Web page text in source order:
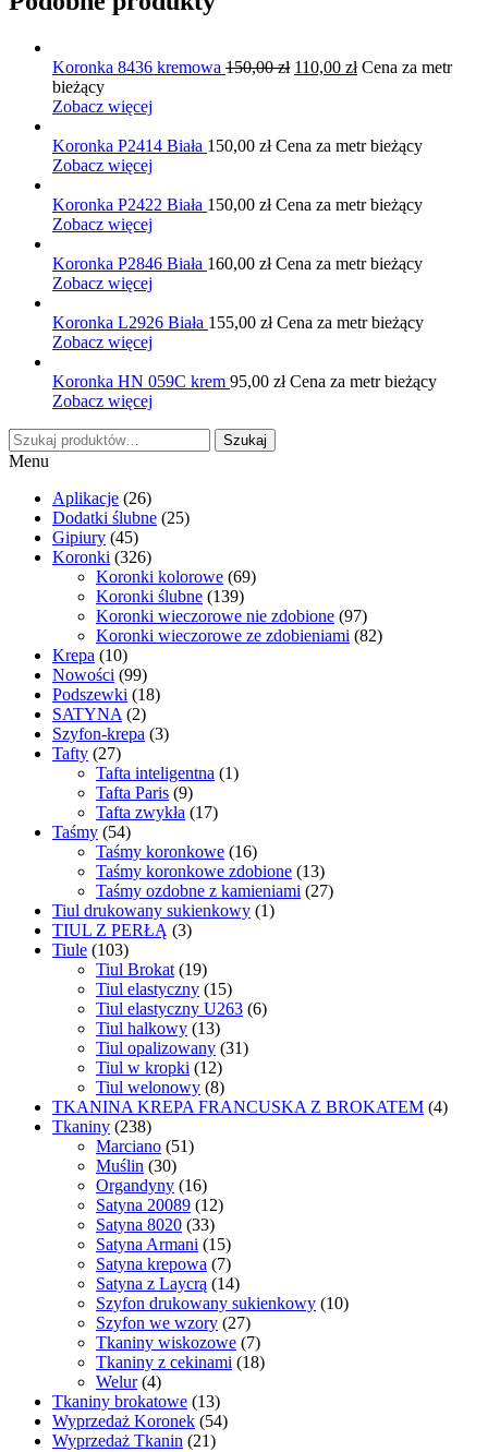
Koronka 8436 kremowa 150,00zł Pierwotna
110,00 złAktualna
Cena za metr
bieżący
Zobacz więcej
Koronka P2414 Biała 150,00 złCena za metr bieżący
Zobacz więcej
Koronka P2422 Biała 150,00 złCena za metr bieżący
Zobacz więcej
Koronka P2846 Biała 160,00 złCena za metr bieżący
Zobacz więcej
Koronka L2926 Biała 155,00 złCena za metr bieżący
Zobacz więcej
Koronka HN 059C krem 95,00 złCena za metr bieżący
Zobacz więcej
Szukaj:
Szukaj
Menu
Aplikacje (26)
Dodatki ślubne (25)
Gipiury (45)
Koronki (326)
Koronki kolorowe (69)
Koronki ślubne (139)
Koronki wieczorowe nie zdobione (97)
Koronki wieczorowe ze zdobieniami (82)
Krepa (10)
Nowości (99)
Podszewki (18)
SATYNA (2)
Szyfon-krepa (3)
Tafty (27)
Tafta inteligentna (1)
Tafta Paris (9)
Tafta zwykła (17)
Taśmy (54)
Taśmy koronkowe (16)
Taśmy koronkowe zdobione (13)
Taśmy ozdobne z kamieniami (27)
Tiul drukowany sukienkowy (1)
TIUL Z PERŁĄ (3)
Tiule (103)
Tiul Brokat (19)
Tiul elastyczny (15)
Tiul elastyczny U263 (6)
Tiul halkowy (13)
Tiul opalizowany (31)
Tiul w kropki (12)
Tiul welonowy (8)
TKANINA KREPA FRANCUSKA Z BROKATEM (4)
Tkaniny (238)
Marciano (51)
Muślin (30)
Organdyny (16)
Satyna 20089 (12)
Satyna 8020 (33)
Satyna Armani (15)
Satyna krepowa (7)
Satyna z Laycrą (14)
Szyfon drukowany sukienkowy (10)
Szyfon we wzory (27)
Tkaniny wiskozowe (7)
Tkaniny z cekinami (18)
Welur (4)
Tkaniny brokatowe (13)
Wyprzedaż Koronek (54)
Wyprzedaż Tkanin (21)